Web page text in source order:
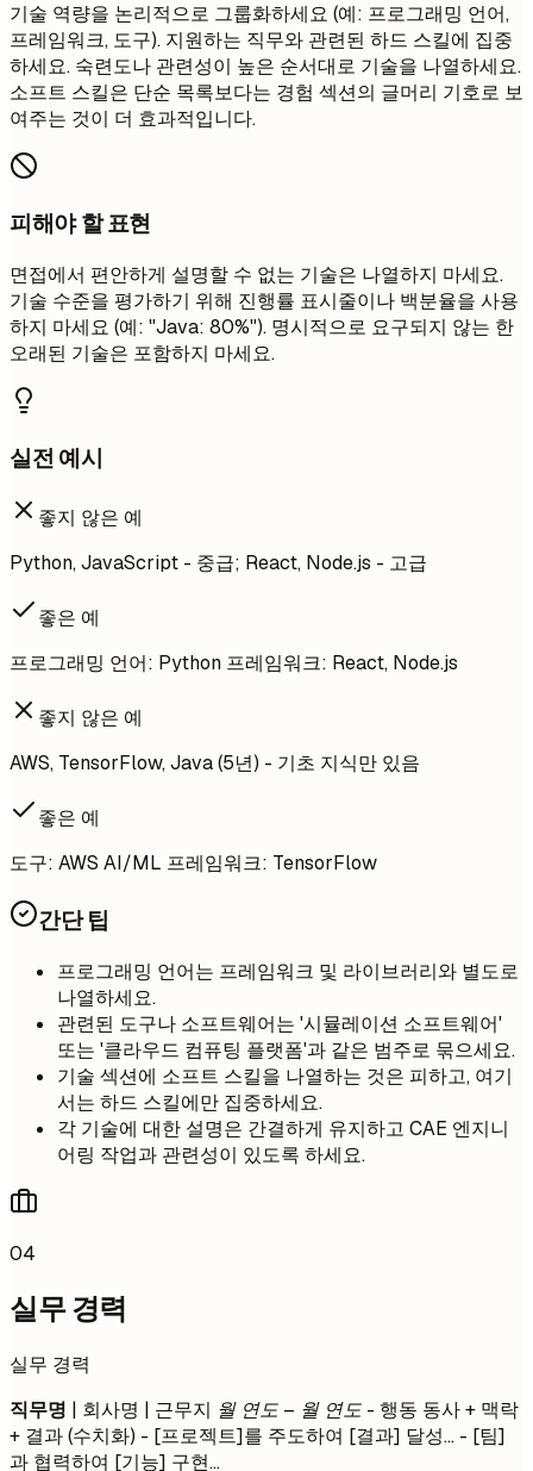
기술 역량을 논리적으로 그룹화하세요 (예: 프로그래밍 언어,
프레임워크, 도구). 지원하는 직무와 관련된 하드 스킬에 집중
하세요. 숙련도나 관련성이 높은 순서대로 기술을 나열하세요.
소프트 스킬은 단순 목록보다는 경험 섹션의 글머리 기호로 보
여주는 것이 더 효과적입니다.
피해야 할 표현
면접에서 편안하게 설명할 수 없는 기술은 나열하지 마세요.
기술 수준을 평가하기 위해 진행률 표시줄이나 백분율을 사용
하지 마세요 (예: "Java: 80%"). 명시적으로 요구되지 않는 한
오래된 기술은 포함하지 마세요.
실전 예시
좋지 않은 예
Python, JavaScript - 중급; React, Node.js - 고급
좋은 예
프로그래밍 언어: Python 프레임워크: React, Node.js
좋지 않은 예
AWS, TensorFlow, Java (5년) - 기초 지식만 있음
좋은 예
도구: AWS AI/ML 프레임워크: TensorFlow
간단 팁
프로그래밍 언어는 프레임워크 및 라이브러리와 별도로
나열하세요.
관련된 도구나 소프트웨어는 '시뮬레이션 소프트웨어'
또는 '클라우드 컴퓨팅 플랫폼'과 같은 범주로 묶으세요.
기술 섹션에 소프트 스킬을 나열하는 것은 피하고, 여기
서는 하드 스킬에만 집중하세요.
각 기술에 대한 설명은 간결하게 유지하고 CAE 엔지니
어링 작업과 관련성이 있도록 하세요.
04
실무 경력
실무 경력
직무명 | 회사명 | 근무지 월 연도 – 월 연도 - 행동 동사 + 맥락
+ 결과 (수치화) - [프로젝트]를 주도하여 [결과] 달성... - [팀]
과 협력하여 [기능] 구현...